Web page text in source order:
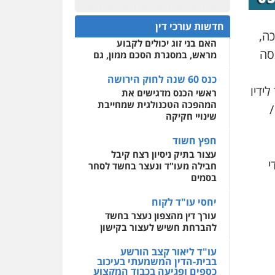
/
ומעצרים סייבר ניהול
משברים פליליים
0506355388
עו"ד דרוויש נאשף
פלילי פשיעה חמורה
אדם
0527448141
חליל ביאדי – משרד
עורכי דין
פלילי דיני תעבורה מעצרים
0509636895
עו"ד איהאב זבידאת
פשע עבירות המתה
עבירות מין
0522508109
אחסון אתרים
מהירות הגנה גיבוי
לעורכי דין
מרכז התחלה חדשה
שירותים מקצועיים לעורכי
דין
0544500346
חדשות עורכי דין
המתח שבין חוק יחסי ממון
לבין חוק הירושה
האם בני זוג יכולים לקבוע
מראש, במסגרת הסכם ממון, גם
כנס 60 שנה לחוק הירושה
ראשי הכנס מדגישים את
המהפכה הטכנולגית שמחייבת
שינויי חקיקה
חפץ חשוד
עצור בתיק ניסיון רצח קיבל
חבילה מעו"ד ונעצר בחשד לסחר
בסמים
יחסי עו"ד לקוח
עורך דין מהצפון נעצר בחשד
להברחת חשיש לעצור בקישון
עו"ד ליאור קצב הורשע
בבית-הדין המשמעתי בעיכוב
כספים ופגיעה בכבוד המקצוע